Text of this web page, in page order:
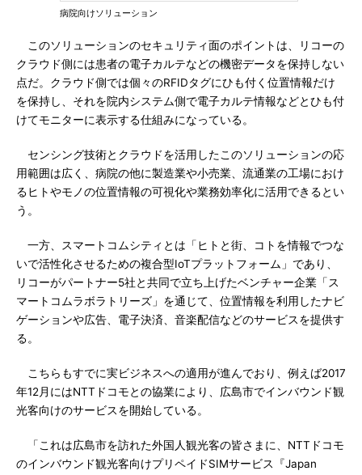
病院向けソリューション
このソリューションのセキュリティ面のポイントは、リコーの
クラウド側には患者の電子カルテなどの機密データを保持しない
点だ。クラウド側では個々のRFIDタグにひも付く位置情報だけ
を保持し、それを院内システム側で電子カルテ情報などとひも付
けてモニターに表示する仕組みになっている。
センシング技術とクラウドを活用したこのソリューションの応
用範囲は広く、病院の他に製造業や小売業、流通業の工場におけ
るヒトやモノの位置情報の可視化や業務効率化に活用できるとい
う。
一方、スマートコムシティとは「ヒトと街、コトを情報でつな
いで活性化させるための複合型IoTプラットフォーム」であり、
リコーがパートナー5社と共同で立ち上げたベンチャー企業「ス
マートコムラボラトリーズ」を通じて、位置情報を利用したナビ
ゲーションや広告、電子決済、音楽配信などのサービスを提供す
る。
こちらもすでに実ビジネスへの適用が進んでおり、例えば2017
年12月にはNTTドコモとの協業により、広島市でインバウンド観
光客向けのサービスを開始している。
「これは広島市を訪れた外国人観光客の皆さまに、NTTドコモ
のインバウンド観光客向けプリペイドSIMサービス『Japan